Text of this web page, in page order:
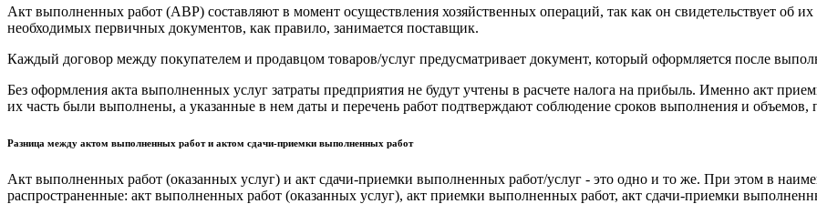
Акт выполненных работ (АВР) составляют в момент осуществления хозяйственных операций, так как он свидетельствует об
необходимых первичных документов, как правило, занимается поставщик.
Каждый договор между покупателем и продавцом товаров/услуг предусматривает документ, который оформляется после
Без оформления акта выполненных услуг затраты предприятия не будут учтены в расчете налога на прибыль. Именно акт
их часть были выполнены, а указанные в нем даты и перечень работ подтверждают соблюдение сроков выполнения и объемов,
Разница между актом выполненных работ и актом сдачи-приемки выполненных работ
Акт выполненных работ (оказанных услуг) и акт сдачи-приемки выполненных работ/услуг - это одно и то же. При этом в
распространенные: акт выполненных работ (оказанных услуг), акт приемки выполненных работ, акт сдачи-приемки